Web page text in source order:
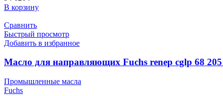
В корзину
Сравнить
Быстрый просмотр
Добавить в избранное
Масло для направляющих Fuchs renep cglp 68
Промышленные масла
Fuchs